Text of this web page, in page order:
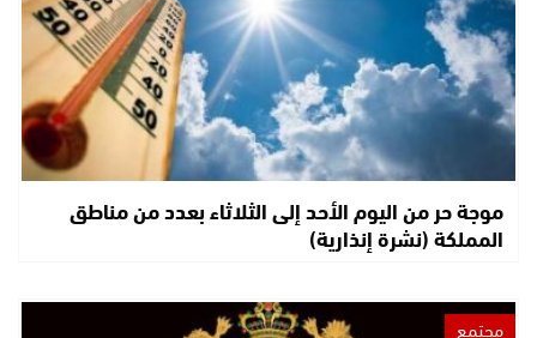
موجة حر من اليوم الأحد إلى الثلاثاء بعدد من مناطق
المملكة (نشرة إنذارية)
مجتمع